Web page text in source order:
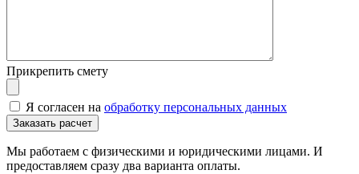
Прикрепить смету
Я согласен на обработку персональных данных
Мы работаем с физическими и юридическими лицами. И
предоставляем сразу два варианта оплаты.